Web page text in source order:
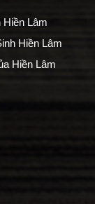
Hiền Lâm
Hiền Lâm
Hiền Lâm